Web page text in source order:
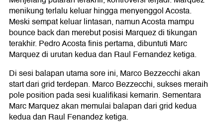
menikung terlalu keluar hingga menyenggol Acosta.
Meski sempat keluar lintasan, namun Acosta mampu
bounce back dan merebut posisi Marquez di tikungan
terakhir. Pedro Acosta finis pertama, dibuntuti Marc
Marquez di urutan kedua dan Raul Fernandez ketiga.
Di sesi balapan utama sore ini, Marco Bezzecchi akan
start dari grid terdepan. Marco Bezzecchi, sukses meraih
pole position pada sesi kualifikasi kemarin. Sementara
Marc Marquez akan memulai balapan dari grid kedua
kedua dan Raul Fenandez ketiga.